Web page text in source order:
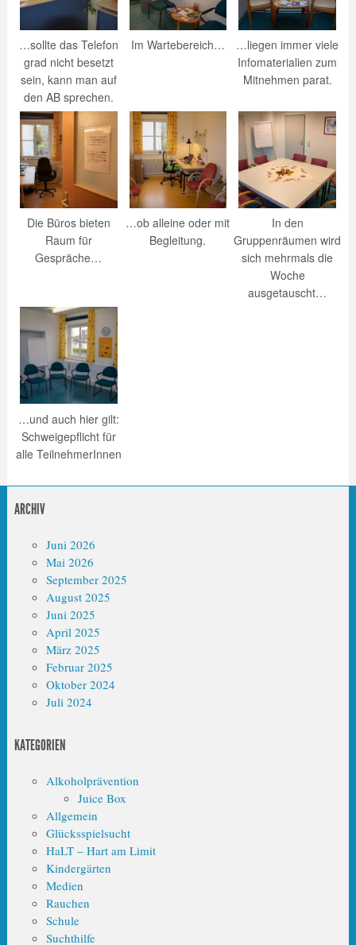
…sollte das Telefon
grad nicht besetzt
sein, kann man auf
den AB sprechen.
Im Wartebereich…
…liegen immer viele
Infomaterialien zum
Mitnehmen parat.
Die Büros bieten
Raum für
Gespräche…
…ob alleine oder mit
Begleitung.
In den
Gruppenräumen wird
sich mehrmals die
Woche
ausgetauscht…
…und auch hier gilt:
Schweigepflicht für
alle TeilnehmerInnen
ARCHIV
Juni 2026
Mai 2026
September 2025
August 2025
Juni 2025
April 2025
März 2025
Februar 2025
Oktober 2024
Juli 2024
KATEGORIEN
Alkoholprävention
Juice Box
Allgemein
Glücksspielsucht
HaLT – Hart am Limit
Kindergärten
Medien
Rauchen
Schule
Suchthilfe